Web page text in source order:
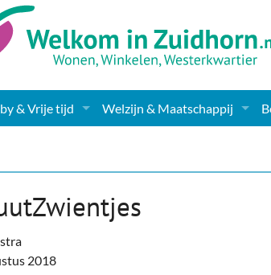
& Vrije tijd Welzijn & Maatschappij
Gezondheid & Zorg
2018